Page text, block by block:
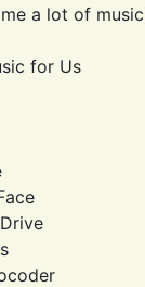
a lot of
for Us